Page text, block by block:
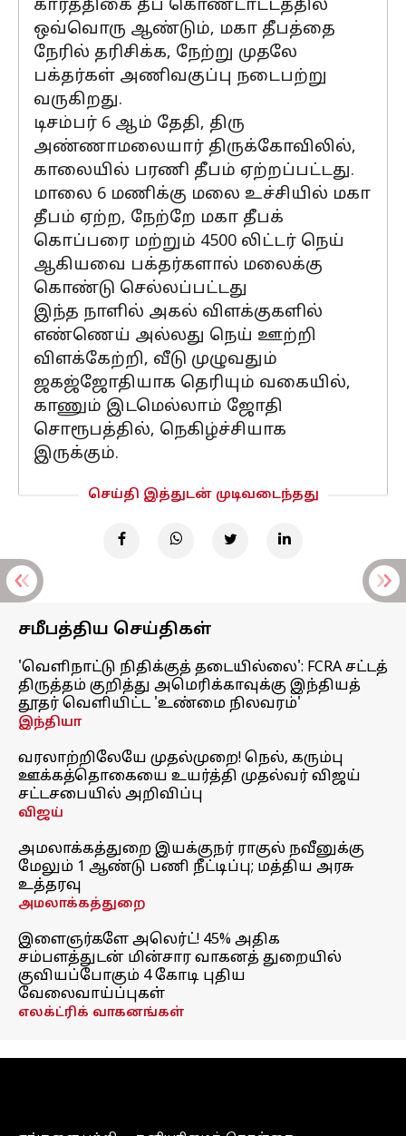
கார்த்திகை தீப கொண்டாட்டத்தில்
ஒவ்வொரு ஆண்டும், மகா தீபத்தை
நேரில் தரிசிக்க, நேற்று முதலே
பக்தர்கள் அணிவகுப்பு நடைபற்று
வருகிறது.
டிசம்பர் 6 ஆம் தேதி, திரு
அண்ணாமலையார் திருக்கோவிலில்,
காலையில் பரணி தீபம் ஏற்றப்பட்டது.
மாலை 6 மணிக்கு மலை உச்சியில் மகா
தீபம் ஏற்ற, நேற்றே மகா தீபக்
கொப்பரை மற்றும் 4500 லிட்டர் நெய்
ஆகியவை பக்தர்களால் மலைக்கு
கொண்டு செல்லப்பட்டது
இந்த நாளில் அகல் விளக்குகளில்
எண்ணெய் அல்லது நெய் ஊற்றி
விளக்கேற்றி, வீடு முழுவதும்
ஜகஜ்ஜோதியாக தெரியும் வகையில்,
காணும் இடமெல்லாம் ஜோதி
சொரூபத்தில், நெகிழ்ச்சியாக
இருக்கும்.
செய்தி இத்துடன் முடிவடைந்தது
சமீபத்திய செய்திகள்
'வெளிநாட்டு நிதிக்குத் தடையில்லை': FCRA சட்டத்
திருத்தம் குறித்து அமெரிக்காவுக்கு இந்தியத்
தூதர் வெளியிட்ட 'உண்மை நிலவரம்'
இந்தியா
வரலாற்றிலேயே முதல்முறை! நெல், கரும்பு
ஊக்கத்தொகையை உயர்த்தி முதல்வர் விஜய்
சட்டசபையில் அறிவிப்பு
விஜய்
அமலாக்கத்துறை இயக்குநர் ராகுல் நவீனுக்கு
மேலும் 1 ஆண்டு பணி நீட்டிப்பு; மத்திய அரசு
உத்தரவு
அமலாக்கத்துறை
இளைஞர்களே அலெர்ட்! 45% அதிக
சம்பளத்துடன் மின்சார வாகனத் துறையில்
குவியப்போகும் 4 கோடி புதிய
வேலைவாய்ப்புகள்
எலக்ட்ரிக் வாகனங்கள்